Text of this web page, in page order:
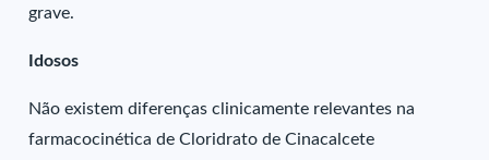
grave.
Idosos
Não existem diferenças clinicamente relevantes na
farmacocinética de Cloridrato de Cinacalcete